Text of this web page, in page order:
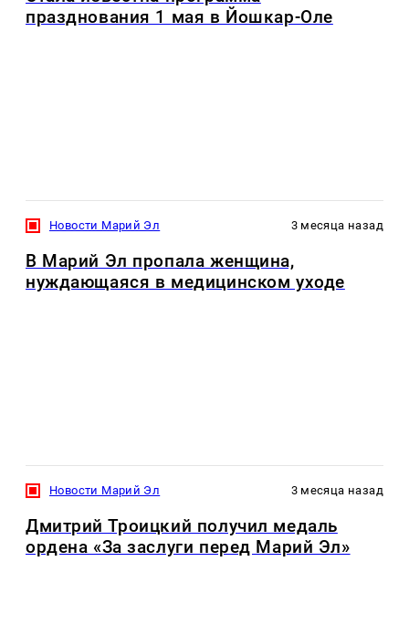
празднования 1 мая в Йошкар-Оле
Новости Марий Эл 3 месяца назад
В Марий Эл пропала женщина,
нуждающаяся в медицинском уходе
Новости Марий Эл 3 месяца назад
Дмитрий Троицкий получил медаль
ордена «За заслуги перед Марий Эл»